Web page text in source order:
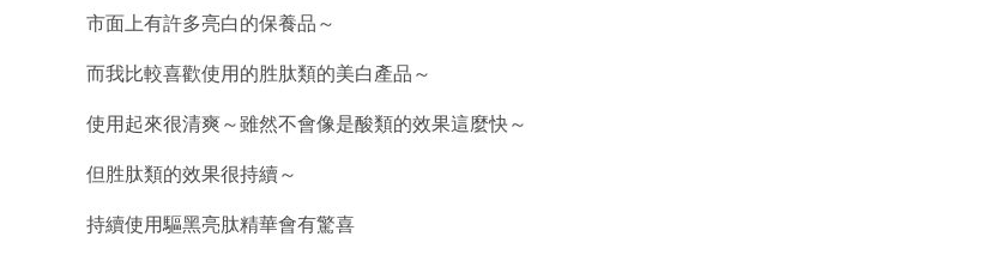
市面上有許多亮白的保養品～
而我比較喜歡使用的胜肽類的美白產品～
使用起來很清爽～雖然不會像是酸類的效果這麼快～
但胜肽類的效果很持續～
持續使用驅黑亮肽精華會有驚喜